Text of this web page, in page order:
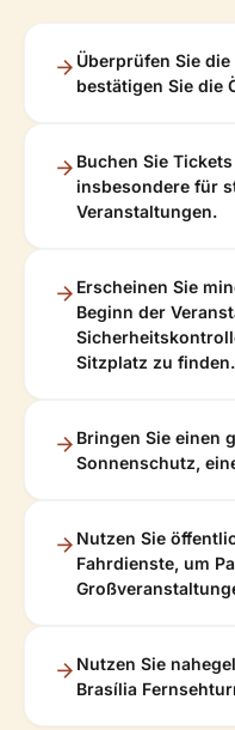
Überprüfen Sie
bestätigen Sie die
Buchen Sie
insbesondere für
Veranstaltungen.
Erscheinen Sie
Beginn der
Sitzplatz zu finden.
Bringen Sie einen
Sonnenschutz,
Nutzen Sie
Fahrdienste, um
Nutzen Sie
Brasília